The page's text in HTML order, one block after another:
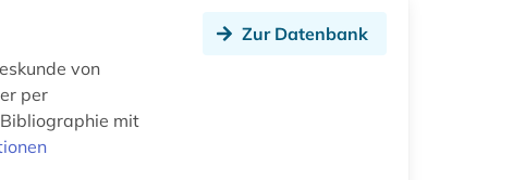
von
per
mit
Zur Datenbank